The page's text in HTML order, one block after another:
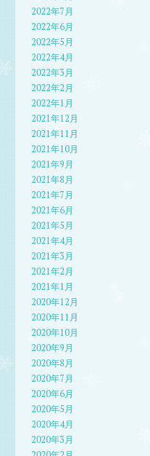
2022年7月
2022年6月
2022年5月
2022年4月
2022年3月
2022年2月
2022年1月
2021年12月
2021年11月
2021年10月
2021年9月
2021年8月
2021年7月
2021年6月
2021年5月
2021年4月
2021年3月
2021年2月
2021年1月
2020年12月
2020年11月
2020年10月
2020年9月
2020年8月
2020年7月
2020年6月
2020年5月
2020年4月
2020年3月